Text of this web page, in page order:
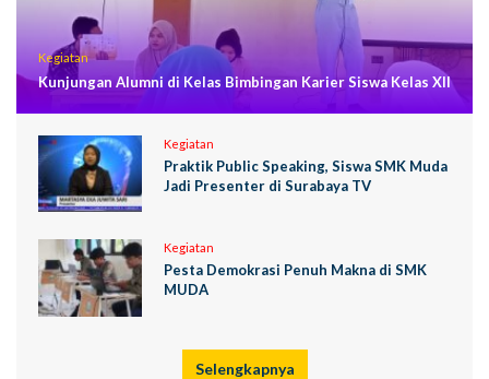
Kegiatan
Kunjungan Alumni di Kelas Bimbingan Karier Siswa Kelas XII
Kegiatan
Praktik Public Speaking, Siswa SMK Muda
Jadi Presenter di Surabaya TV
Kegiatan
Pesta Demokrasi Penuh Makna di SMK
MUDA
Selengkapnya